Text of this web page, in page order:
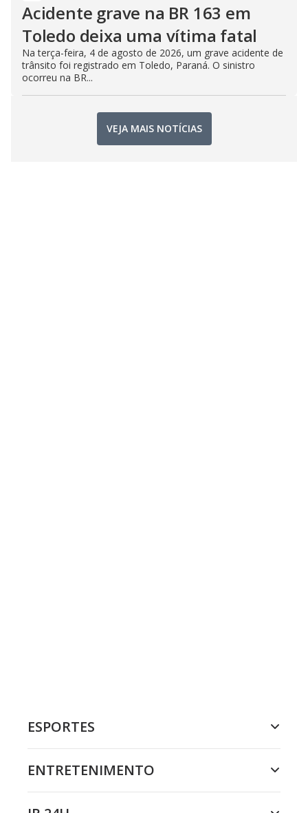
Acidente grave na BR 163 em
Toledo deixa uma vítima fatal
Na terça-feira, 4 de agosto de 2026, um grave acidente de
trânsito foi registrado em Toledo, Paraná. O sinistro
ocorreu na BR...
VEJA MAIS NOTÍCIAS
ESPORTES
ENTRETENIMENTO